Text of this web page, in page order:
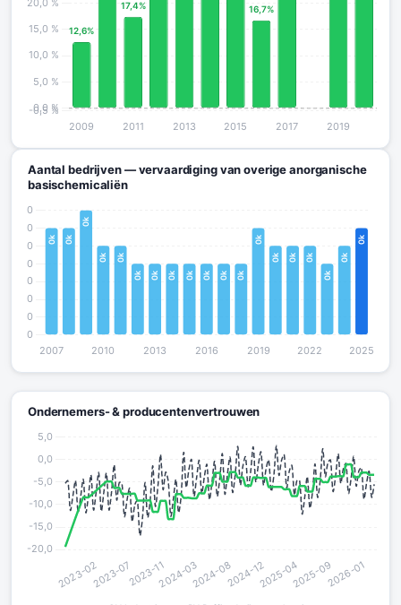
Aantal bedrijven — vervaardiging van overige anorganische
basischemicaliën
Ondernemers- & producentenvertrouwen